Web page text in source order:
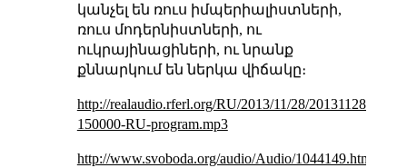
կանչել են ռուս իմպերիալիստների,
ռուս մոդերնիստների, ու
ուկրայինացիների, ու նրանք
քննարկում են ներկա վիճակը։
http://realaudio.rferl.org/RU/2013/11/28/20131128-
150000-RU-program.mp3
http://www.svoboda.org/audio/Audio/1044149.html